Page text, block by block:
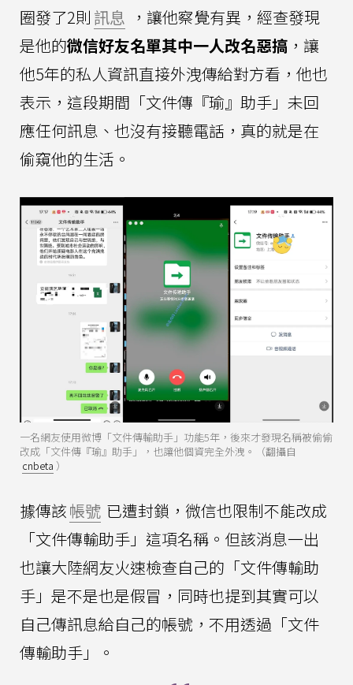
圈發了2則 訊息 ，讓他察覺有異，經查發現
是他的微信好友名單其中一人改名惡搞 ，讓
他5年的私人資訊直接外洩傳給對方看，他也
表示，這段期間「文件傳『瑜』助手」未回
應任何訊息、也沒有接聽電話，真的就是在
偷窺他的生活。
一名網友使用微博「文件傳輸助手」功能5年，後來才發現名稱被偷偷
改成「文件傳『瑜』助手」，也讓他個資完全外洩。（翻攝自
cnbeta ）
據傳該帳號 已遭封鎖，微信也限制不能改成
「文件傳輸助手」這項名稱。但該消息一出
也讓大陸網友火速檢查自己的「文件傳輸助
手」是不是也是假冒，同時也提到其實可以
自己傳訊息給自己的帳號，不用透過「文件
傳輸助手」。